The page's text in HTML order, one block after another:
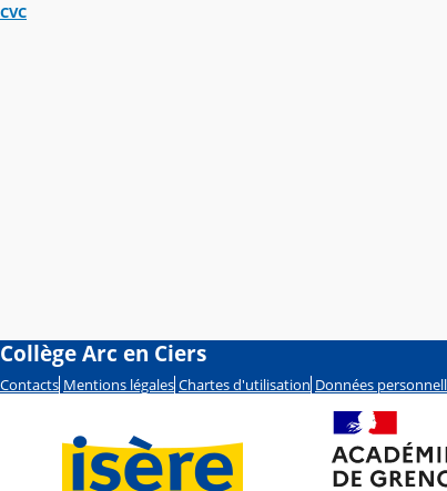
CVC
Collège Arc en Ciers
Contacts Mentions légales Chartes d'utilisation Données